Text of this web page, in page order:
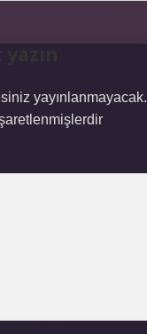
yayınlanmayacak.